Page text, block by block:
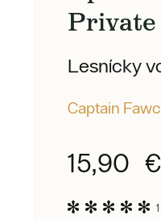
Private
Lesnícky
Captain
15,90 €